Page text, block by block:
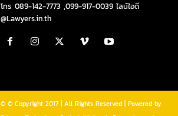
โทร 089-142-7773 ,099-917-0039 ไลน์ไอดี
@Lawyers.in.th
© © Copyright 2017 | All Rights Reserved | Powered by